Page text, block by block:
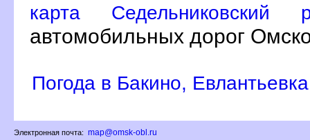
карта
автомобильных дорог
Погода в Бакино,
Электронная почта: map@omsk-obl.ru